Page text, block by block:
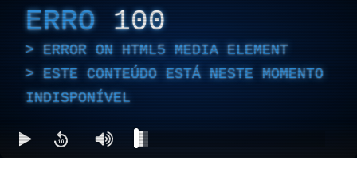
ERRO 100
ERROR ON HTML5 MEDIA ELEMENT
ESTE CONTEÚDO ESTÁ NESTE MOMENTO
INDISPONÍVEL